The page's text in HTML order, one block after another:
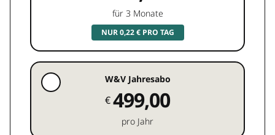
für 3 Monate
NUR 0,22 € PRO TAG
W&V Jahresabo
€499,00
pro Jahr